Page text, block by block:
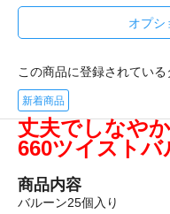
オプシ
この商品に登録されている
新着商品
丈夫でしなや
660ツイストバ
商品内容
バルーン25個入り